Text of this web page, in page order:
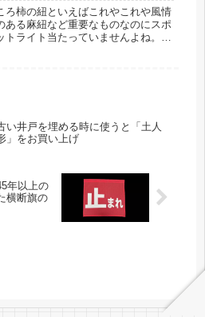
ろ柿の紐といえばこれやこれや風情
ある麻紐など重要なものなのにスポ
トライト当たっていませんよね。で
い井戸を埋める時に使うと「土人
」をお買い上げ
年以上の
横断旗の